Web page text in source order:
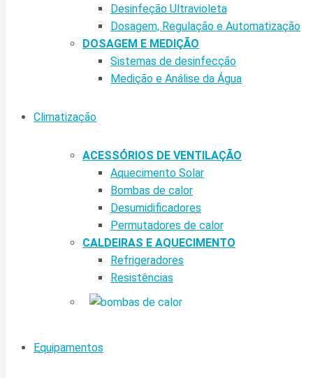
Desinfeção Ultravioleta
Dosagem, Regulação e Automatização
DOSAGEM E MEDIÇÃO
Sistemas de desinfecção
Medição e Análise da Água
Climatização
ACESSÓRIOS DE VENTILAÇÃO
Aquecimento Solar
Bombas de calor
Desumidificadores
Permutadores de calor
CALDEIRAS E AQUECIMENTO
Refrigeradores
Resistências
Equipamentos